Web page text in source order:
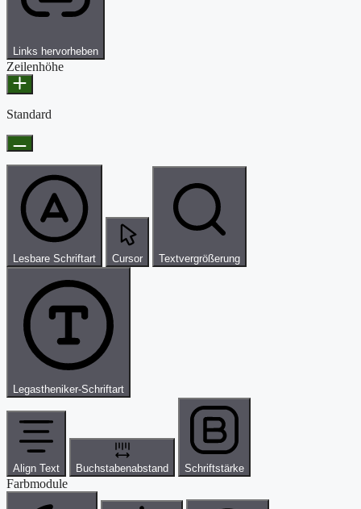
Links hervorheben
Zeilenhöhe
Standard
Lesbare Schriftart Cursor Textvergrößerung
Legastheniker-Schriftart
Align Text Buchstabenabstand Schriftstärke
Farbmodule